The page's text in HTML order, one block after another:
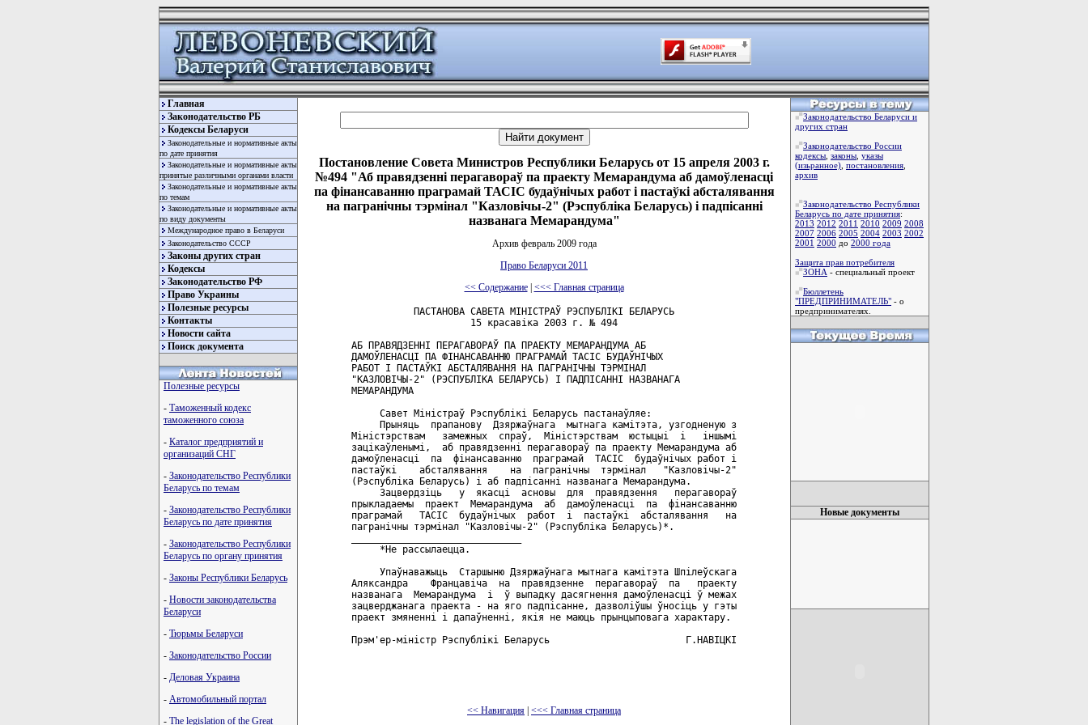
Главная
Законодательство РБ
Кодексы Беларуси
Законодательные и нормативные акты
по дате принятия
Законодательные и нормативные акты
принятые различными органами власти
Законодательные и нормативные акты
по темам
Законодательные и нормативные акты
по виду документы
Международное право в Беларуси
Законодательство СССР
Законы других стран
Кодексы
Законодательство РФ
Право Украины
Полезные ресурсы
Контакты
Новости сайта
Поиск документа
Полезные ресурсы
- Таможенный кодекс
таможенного союза
- Каталог предприятий и
организаций СНГ
- Законодательство Республики
Беларусь по темам
- Законодательство Республики
Беларусь по дате принятия
- Законодательство Республики
Беларусь по органу принятия
- Законы Республики Беларусь
- Новости законодательства
Беларуси
- Тюрьмы Беларуси
- Законодательство России
- Деловая Украина
- Автомобильный портал
- The legislation of the Great
Постановление Совета Министров Республики Беларусь от 15 апреля 2003 г.
№494 "Аб правядзеннi перагавораў па праекту Мемарандума аб дамоўленасцi
па фiнансаванню праграмай ТАСIС будаўнiчых работ i пастаўкi абсталявання
на пагранiчны тэрмiнал "Казловiчы-2" (Рэспублiка Беларусь) i падпiсаннi
названага Мемарандума"
Архив февраль 2009 года
Право Беларуси 2011
<< Содержание| <<< Главная страница
           ПАСТАНОВА САВЕТА МIНIСТРАЎ РЭСПУБЛIКI БЕЛАРУСЬ
                     15 красавiка 2003 г. № 494
АБ ПРАВЯДЗЕННI ПЕРАГАВОРАЎ ПА ПРАЕКТУ МЕМАРАНДУМА АБ
ДАМОЎЛЕНАСЦI ПА ФIНАНСАВАННЮ ПРАГРАМАЙ ТАСIС БУДАЎНIЧЫХ
РАБОТ I ПАСТАЎКI АБСТАЛЯВАННЯ НА ПАГРАНIЧНЫ ТЭРМIНАЛ
"КАЗЛОВIЧЫ-2" (РЭСПУБЛIКА БЕЛАРУСЬ) I ПАДПIСАННI НАЗВАНАГА
МЕМАРАНДУМА
     Савет Miнicтpaў Рэспублiкi Беларусь пастанаўляе:
     Прыняць  прапанову  Дзяржаўнага  мытнага камiтэта, узгодненую з
Мiнiстэрствам   замежных  спраў,  Мiнiстэрствам  юстыцыi  i   iншымi
зацiкаўленымi,  аб правядзеннi перагавораў па праекту Мемарандума аб
дамоўленасцi  па  фiнансаванню  праграмай  ТАСIС  будаўнiчых работ i
пастаўкi    абсталявання    на  пагранiчны  тэрмiнал   "Казловiчы-2"
(Рэспублiка Беларусь) i аб падпiсаннi названага Мемарандума.
     Зацвердзiць   у  якасцi  асновы  для  правядзення   перагавораў
прыкладаемы  праект  Мемарандума  аб  дамоўленасцi  па  фiнансаванню
праграмай   ТАСIС  будаўнiчых  работ  i  пастаўкi  абсталявання   на
пагранiчны тэрмiнал "Казловiчы-2" (Рэспублiка Беларусь)*.
     *Не рассылаецца.
     Упаўнаважыць  Старшыню Дзяржаўнага мытнага камiтэта Шпiлеўскага
Аляксандра    Францавiча  на  правядзенне  перагавораў  па   праекту
названага  Мемарандума  i  ў выпадку дасягнення дамоўленасцi ў межах
зацверджанага праекта - на яго падпiсанне, дазволiўшы ўносiць у гэты
праект змяненнi i дапаўненнi, якiя не маюць прынцыповага характару.
Прэм'ер-мiнiстр Рэспублiкi Беларусь                        Г.НАВIЦКI
<< Навигация <<< Главная страница
Законодательство Беларуси и
других стран
Законодательство России
кодексы законы указы
(изьранное) постановления
архив
Законодательство Республики
Беларусь по дате принятия:
2013 2012 2011 2010 2009 2008
2007 2006 2005 2004 2003 2002
2001 2000 до 2000 года
Защита прав потребителя
ЗОНА - специальный проект
Бюллетень
"ПРЕДПРИНИМАТЕЛЬ" - о
предпринимателях.
Новые документы